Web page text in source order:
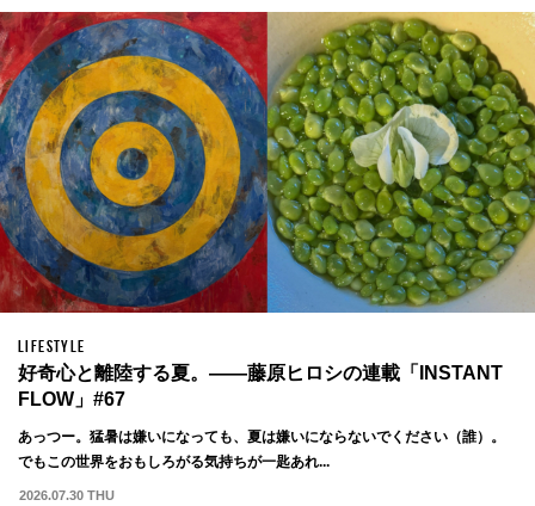
LIFESTYLE
好奇心と離陸する夏。——藤原ヒロシの連載「INSTANT
FLOW」#67
あっつー。猛暑は嫌いになっても、夏は嫌いにならないでください（誰）。
でもこの世界をおもしろがる気持ちが一匙あれ...
2026.07.30 THU